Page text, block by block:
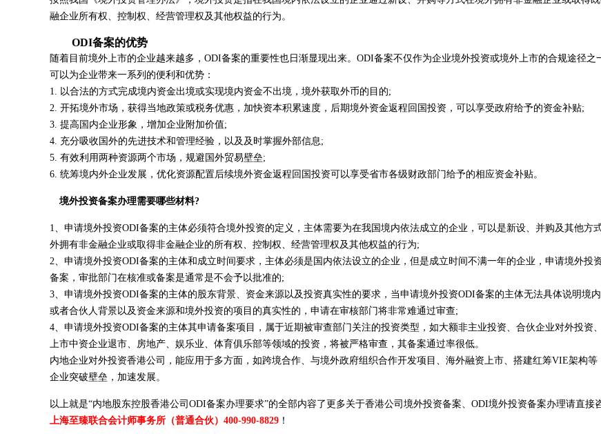
融企业所有权、控制权、经营管理权及其他权益的行为。
ODI备案的优势
随着目前境外上市的企业越来越多，ODI备案的重要性也日渐显现出来。ODI备案不仅作为企业境外投资或境外上市的合规途径之
可以为企业带来一系列的便利和优势：
1. 以合法的方式完成境内资金出境或实现境内资金不出境，境外获取外币的目的;
2. 开拓境外市场，获得当地政策或税务优惠，加快资本积累速度，后期境外资金返程回国投资，可以享受政府给予的资金补贴;
3. 提高国内企业形象，增加企业附加价值;
4. 充分吸收国外的先进技术和管理经验，以及及时掌握外部信息;
5. 有效利用两种资源两个市场，规避国外贸易壁垒;
6. 统筹境内外企业发展，优化资源配置后续境外资金返程回国投资可以享受省市各级财政部门给予的相应资金补贴。
境外投资备案办理需要哪些材料?
1、申请境外投资ODI备案的主体必须符合境外投资的定义，主体需要为在我国境内依法成立的企业，可以是新设、并购及其他方
外拥有非金融企业或取得非金融企业的所有权、控制权、经营管理权及其他权益的行为;
2、申请境外投资ODI备案的主体和成立时间要求，主体必须是国内依法设立的企业，但是成立时间不满一年的企业，申请境外投
备案，审批部门在核准或备案是通常是不会予以批准的;
3、申请境外投资ODI备案的主体的股东背景、资金来源以及投资真实性的要求，当申请境外投资ODI备案的主体无法具体说明境
或者合伙人背景以及资金来源和境外投资的项目的真实性的，申请在审核部门将非常难通过审查;
4、申请境外投资ODI备案的主体其申请备案项目，属于近期被审查部门关注的投资类型，如大额非主业投资、合伙企业对外投资
上市中资企业退市、房地产、娱乐业、体育俱乐部等领域的投资，将被严格审查，其备案通过率很低。
内地企业对外投资香港公司，能应用于多方面，如跨境合作、与境外政府组织合作开发项目、海外融资上市、搭建红筹VIE架构等
企业突破壁垒，加速发展。
以上就是“内地股东控股香港公司ODI备案办理要求”的全部内容了更多关于香港公司境外投资备案、ODI境外投资备案办理请直接
上海至臻联合会计师事务所（普通合伙）400-990-8829 ！